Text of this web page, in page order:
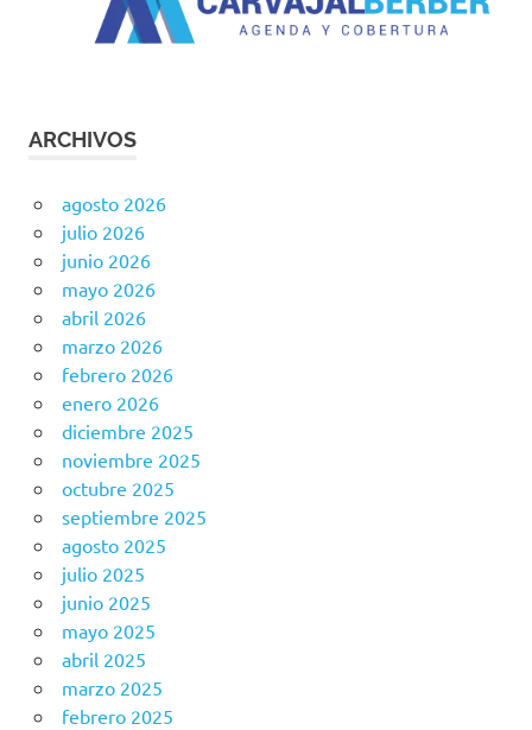
ARCHIVOS
agosto 2026
julio 2026
junio 2026
mayo 2026
abril 2026
marzo 2026
febrero 2026
enero 2026
diciembre 2025
noviembre 2025
octubre 2025
septiembre 2025
agosto 2025
julio 2025
junio 2025
mayo 2025
abril 2025
marzo 2025
febrero 2025